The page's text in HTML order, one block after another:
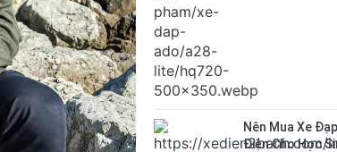
Nên Mua Xe
Điện Cho Học